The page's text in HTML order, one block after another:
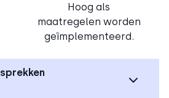
Hoog als
maatregelen worden
geïmplementeerd.